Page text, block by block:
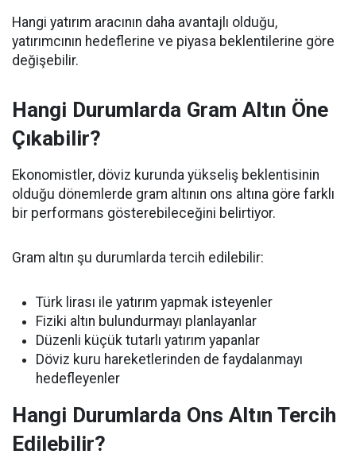
Hangi yatırım aracının daha avantajlı olduğu,
yatırımcının hedeflerine ve piyasa beklentilerine göre
değişebilir.
Hangi Durumlarda Gram Altın Öne
Çıkabilir?
Ekonomistler, döviz kurunda yükseliş beklentisinin
olduğu dönemlerde gram altının ons altına göre farklı
bir performans gösterebileceğini belirtiyor.
Gram altın şu durumlarda tercih edilebilir:
Türk lirası ile yatırım yapmak isteyenler
Fiziki altın bulundurmayı planlayanlar
Düzenli küçük tutarlı yatırım yapanlar
Döviz kuru hareketlerinden de faydalanmayı
hedefleyenler
Hangi Durumlarda Ons Altın Tercih
Edilebilir?